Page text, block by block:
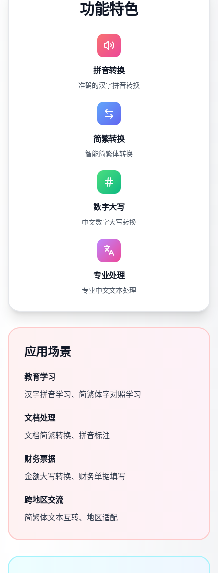
功能特色
拼音转换
准确的汉字拼音转换
简繁转换
智能简繁体转换
数字大写
中文数字大写转换
专业处理
专业中文文本处理
应用场景
教育学习
汉字拼音学习、简繁体字对照学习
文档处理
文档简繁转换、拼音标注
财务票据
金额大写转换、财务单据填写
跨地区交流
简繁体文本互转、地区适配